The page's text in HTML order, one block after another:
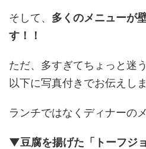
そして、 多くのメニューが
す！！
ただ、多すぎてちょっと迷
以下に写真付きでお伝えし
ランチではなくディナーの
▼豆腐を揚げた「トーフジョ